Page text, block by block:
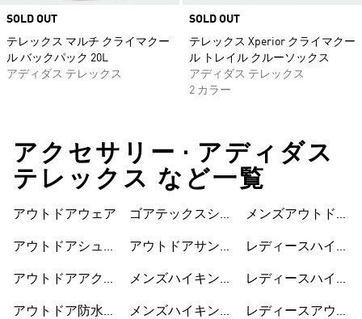
SOLD OUT
テレックス マルチ クライマクー
ル バックパック 20L
アディダス テレックス
SOLD OUT
テレックス Xperior クライマクー
ル トレイル クルーソックス
アディダス テレックス
2 カラー
アクセサリー • アディダス
テレックス など一覧
アウトドアウェア
アウトドアシュー
アウトドアアクセ
アウトドア防水ジ
ゴアテックスシュ
アウトドアサンダ
メンズハイキング
メンズハイキング
メンズアウトドア
レディースハイキ
レディースハイキ
レディースアウト